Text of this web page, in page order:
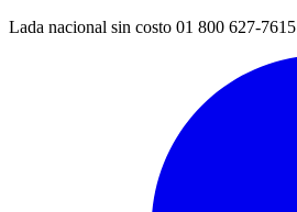
Lada nacional sin costo 01 800 627-7615